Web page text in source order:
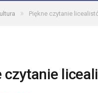
» Piękne czytanie
czytanie